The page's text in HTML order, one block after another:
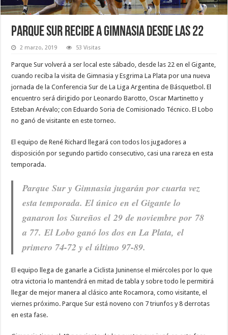
Parque Sur recibe a Gimnasia desde las 22
2 marzo, 2019 53 Visitas
Parque Sur volverá a ser local este sábado, desde las 22 en el Gigante,
cuando reciba la visita de Gimnasia y Esgrima La Plata por una nueva
jornada de la Conferencia Sur de La Liga Argentina de Básquetbol. El
encuentro será dirigido por Leonardo Barotto, Oscar Martinetto y
Esteban Arévalo; con Eduardo Soria de Comisionado Técnico. El Lobo
no ganó de visitante en este torneo.
El equipo de René Richard llegará con todos los jugadores a
disposición por segundo partido consecutivo, casi una rareza en esta
temporada.
Parque Sur y Gimnasia jugarán por cuarta vez
esta temporada. El único en el Gigante lo
ganaron los Sureños el 29 de noviembre por 78
a 77. El Lobo ganó los dos en La Plata, el
primero 74-72 y el último 97-89.
El equipo llega de ganarle a Ciclista Juninense el miércoles por lo que
otra victoria lo mantendrá en mitad de tabla y sobre todo le permitirá
llegar de mejor manera al clásico ante Rocamora, como visitante, el
viernes próximo. Parque Sur está noveno con 7 triunfos y 8 derrotas
en esta fase.